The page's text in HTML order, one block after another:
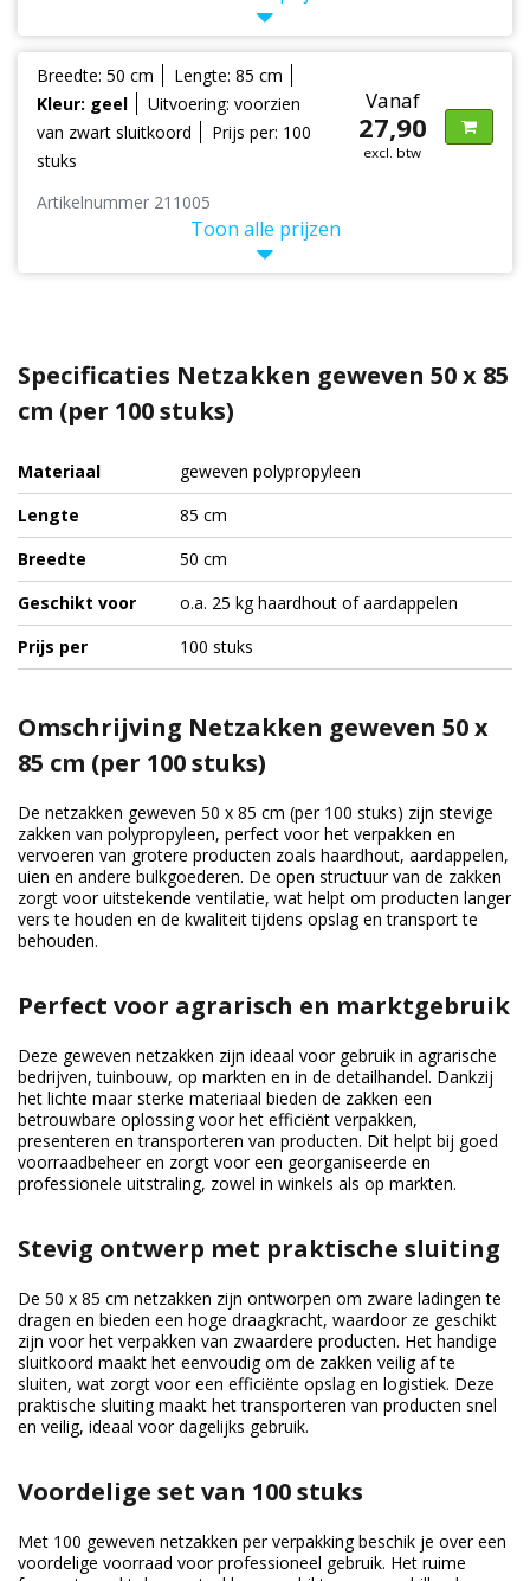
Breedte: 50 cm
Lengte: 85 cm
Kleur: geel
Uitvoering: voorzien
van zwart sluitkoord
Prijs per: 100
stuks
Vanaf
27,90
excl. btw
Artikelnummer 211005
Toon alle prijzen
Specificaties Netzakken geweven 50 x 85
cm (per 100 stuks)
Materiaal
geweven polypropyleen
Lengte
85 cm
Breedte
50 cm
Geschikt voor
o.a. 25 kg haardhout of aardappelen
Prijs per
100 stuks
Omschrijving Netzakken geweven 50 x
85 cm (per 100 stuks)
De netzakken geweven 50 x 85 cm (per 100 stuks) zijn stevige
zakken van polypropyleen, perfect voor het verpakken en
vervoeren van grotere producten zoals haardhout, aardappelen,
uien en andere bulkgoederen. De open structuur van de zakken
zorgt voor uitstekende ventilatie, wat helpt om producten langer
vers te houden en de kwaliteit tijdens opslag en transport te
behouden.
Perfect voor agrarisch en marktgebruik
Deze geweven netzakken zijn ideaal voor gebruik in agrarische
bedrijven, tuinbouw, op markten en in de detailhandel. Dankzij
het lichte maar sterke materiaal bieden de zakken een
betrouwbare oplossing voor het efficiënt verpakken,
presenteren en transporteren van producten. Dit helpt bij goed
voorraadbeheer en zorgt voor een georganiseerde en
professionele uitstraling, zowel in winkels als op markten.
Stevig ontwerp met praktische sluiting
De 50 x 85 cm netzakken zijn ontworpen om zware ladingen te
dragen en bieden een hoge draagkracht, waardoor ze geschikt
zijn voor het verpakken van zwaardere producten. Het handige
sluitkoord maakt het eenvoudig om de zakken veilig af te
sluiten, wat zorgt voor een efficiënte opslag en logistiek. Deze
praktische sluiting maakt het transporteren van producten snel
en veilig, ideaal voor dagelijks gebruik.
Voordelige set van 100 stuks
Met 100 geweven netzakken per verpakking beschik je over een
voordelige voorraad voor professioneel gebruik. Het ruime